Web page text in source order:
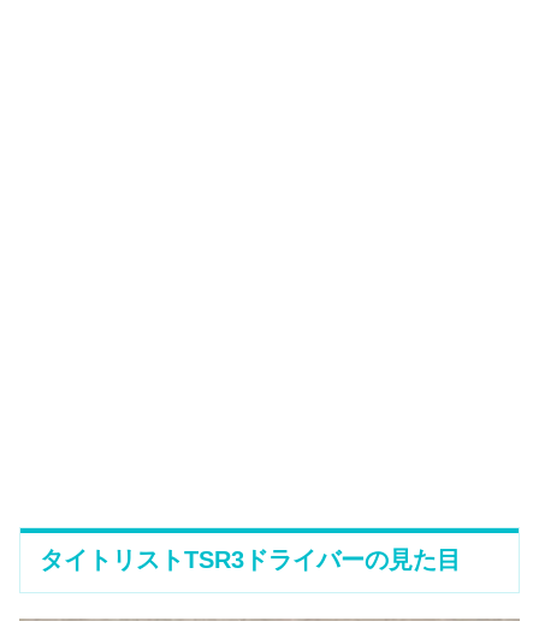
タイトリストTSR3ドライバーの見た目